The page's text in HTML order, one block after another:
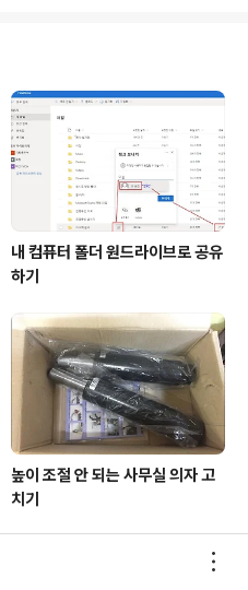
넓은 나라라
미국과 전쟁에
씬 큰 나라였을
멕시코가 이
었을까하는 재
내 컴퓨터 폴더 원드라이브로 공유
하기
높이 조절 안 되는 사무실 의자 고
치기